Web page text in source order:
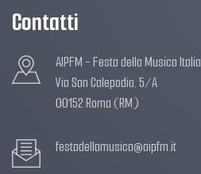
Contatti
AIPFM - Festa della Musica Italia
Via San Calepodio, 5/A
00152 Roma (RM)
festadellamusica@aipfm.it